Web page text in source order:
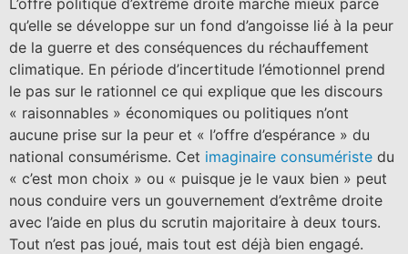
qu’elle se développe sur un fond d’angoisse lié à la peur
de la guerre et des conséquences du réchauffement
climatique. En période d’incertitude l’émotionnel prend
le pas sur le rationnel ce qui explique que les discours
« raisonnables » économiques ou politiques n’ont
aucune prise sur la peur et « l’offre d’espérance » du
national consumérisme. Cet imaginaire consumériste du
« c’est mon choix » ou « puisque je le vaux bien » peut
nous conduire vers un gouvernement d’extrême droite
avec l’aide en plus du scrutin majoritaire à deux tours.
Tout n’est pas joué, mais tout est déjà bien engagé.